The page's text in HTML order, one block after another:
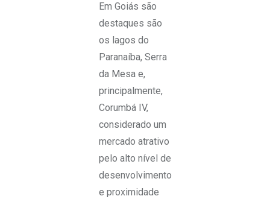
Em Goiás são
destaques são
os lagos do
Paranaíba, Serra
da Mesa e,
principalmente,
Corumbá IV,
considerado um
mercado atrativo
pelo alto nível de
desenvolvimento
e proximidade